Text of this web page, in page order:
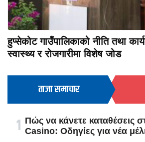
हुप्सेकोट गाउँपालिकाको नीति तथा
स्वास्थ्य र रोजगारीमा विशेष जोड
ताजा समाचार
१ Πώς να κάνετε καταθέσεις
Casino: Οδηγίες για νέα